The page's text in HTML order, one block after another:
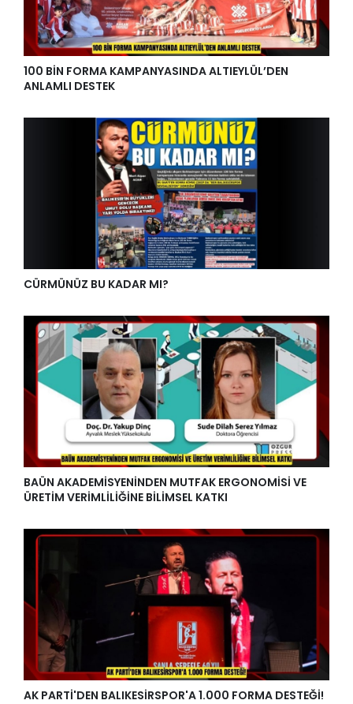
100 BİN FORMA KAMPANYASINDA ALTIEYLÜL’DEN
ANLAMLI DESTEK
CÜRMÜNÜZ BU KADAR MI?
BAÜN AKADEMİSYENİNDEN MUTFAK ERGONOMİSİ VE
ÜRETİM VERİMLİLİĞİNE BİLİMSEL KATKI
AK PARTİ'DEN BALIKESİRSPOR'A 1.000 FORMA DESTEĞİ!